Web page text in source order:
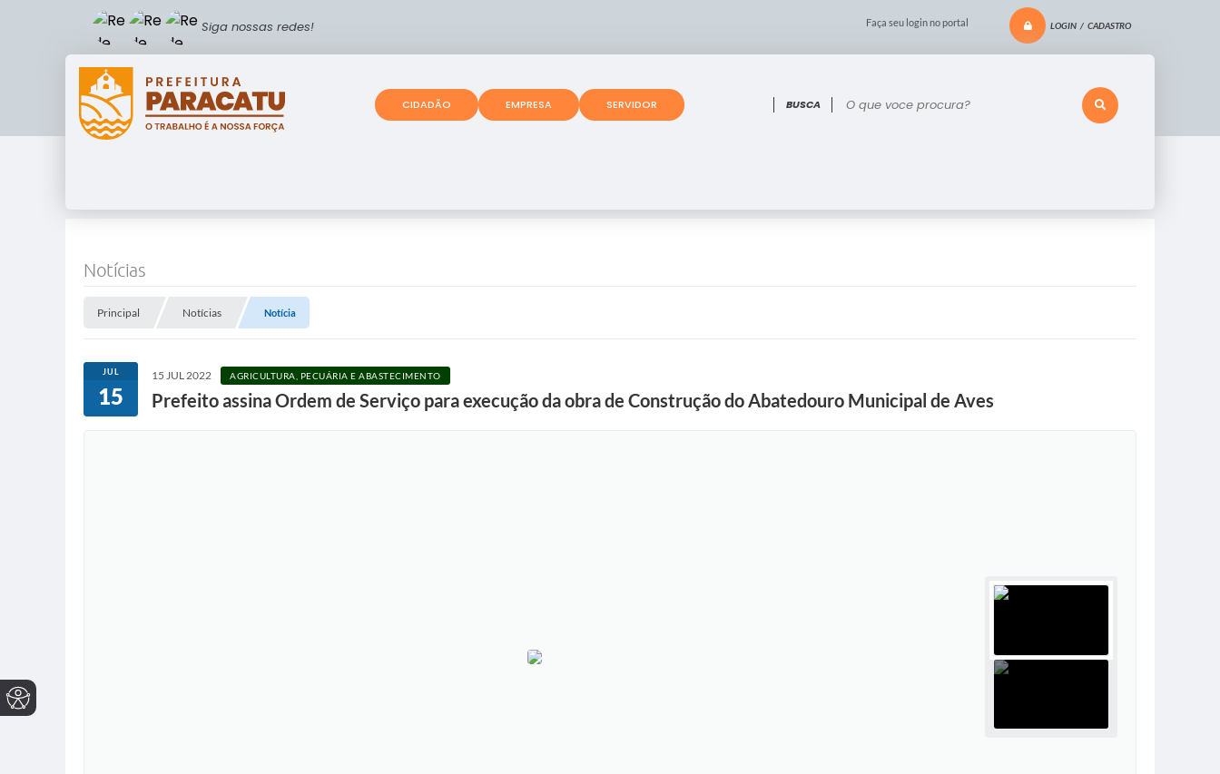
Faça seu login no portal LOGIN / CADASTRO
O que voce procura?
Siga nossas redes!
CIDADÃO EMPRESA SERVIDOR
Notícias
Principal Notícias Notícia
JUL
15
15 JUL 2022 AGRICULTURA, PECUÁRIA E ABASTECIMENTO
Prefeito assina Ordem de Serviço para execução da obra de Construção do Abatedouro Municipal de Aves